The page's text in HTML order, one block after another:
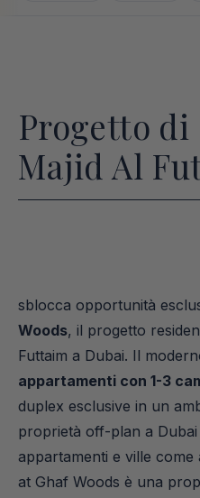
Progetto di
Majid Al
sblocca opportunità
Woods, il progetto
appartamenti con 1-3
duplex esclusive in un
proprietà off-plan a
appartamenti e ville come
at Ghaf Woods è una